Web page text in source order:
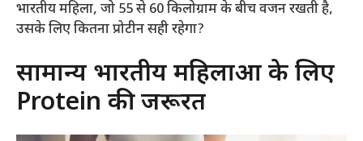
भारतीय महिला, जो 55 से 60 किलोग्राम के बीच वजन रखती है,
उसके लिए कितना प्रोटीन सही रहेगा?
सामान्य भारतीय महिलाओं के लिए
Protein की जरूरत